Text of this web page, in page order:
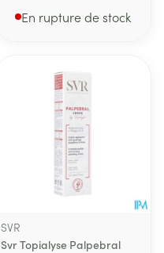
En rupture de stock
SVR
Svr Topialyse Palpebral